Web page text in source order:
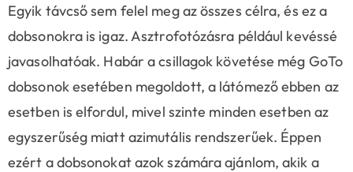
Egyik távcső sem felel meg az összes célra, és ez a
dobsonokra is igaz. Asztrofotózásra például kevéssé
javasolhatóak. Habár a csillagok követése még GoTo
dobsonok esetében megoldott, a látómező ebben az
esetben is elfordul, mivel szinte minden esetben az
egyszerűség miatt azimutális rendszerűek. Éppen
ezért a dobsonokat azok számára ajánlom, akik a